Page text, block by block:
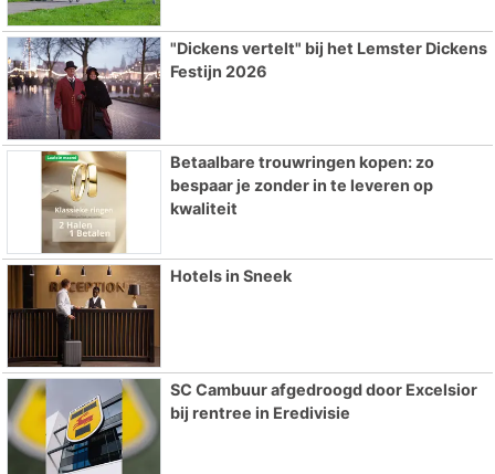
"Dickens vertelt" bij het Lemster Dickens
Festijn 2026
Betaalbare trouwringen kopen: zo
bespaar je zonder in te leveren op
kwaliteit
Hotels in Sneek
SC Cambuur afgedroogd door Excelsior
bij rentree in Eredivisie